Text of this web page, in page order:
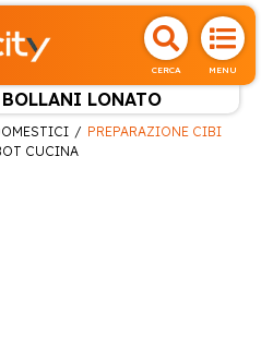
CERCA MENU
LONATO
PREPARAZIONE CIBI
CUCINA